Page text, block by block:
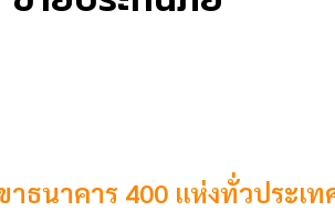
ธนาคาร 400 แห่งทั่วประเท